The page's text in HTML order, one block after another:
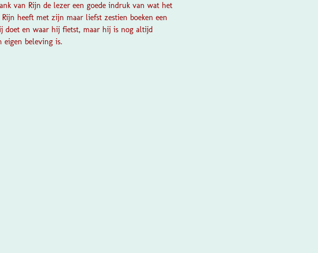
van Rijn de lezer een goede indruk van wat het
heeft met zijn maar liefst zestien boeken een
doet en waar hij fietst, maar hij is nog altijd
beleving is.